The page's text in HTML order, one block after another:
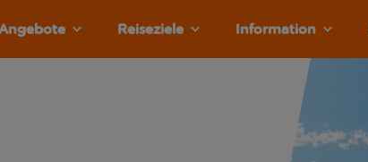
Reiseziele Information